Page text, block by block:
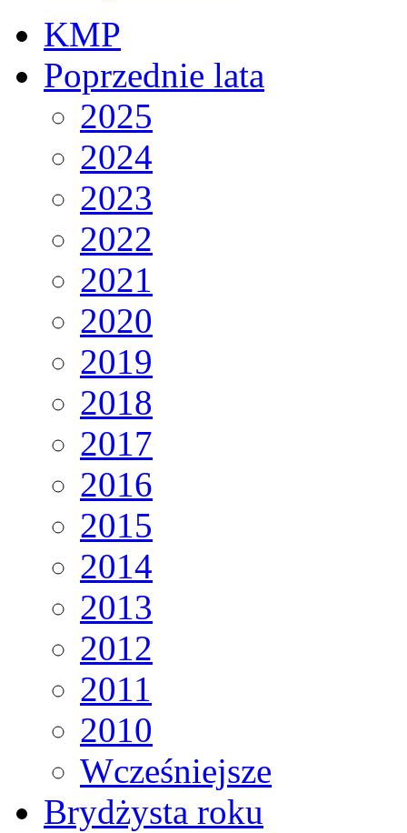
KMP
Poprzednie lata
2025
2024
2023
2022
2021
2020
2019
2018
2017
2016
2015
2014
2013
2012
2011
2010
Wcześniejsze
Brydżysta roku